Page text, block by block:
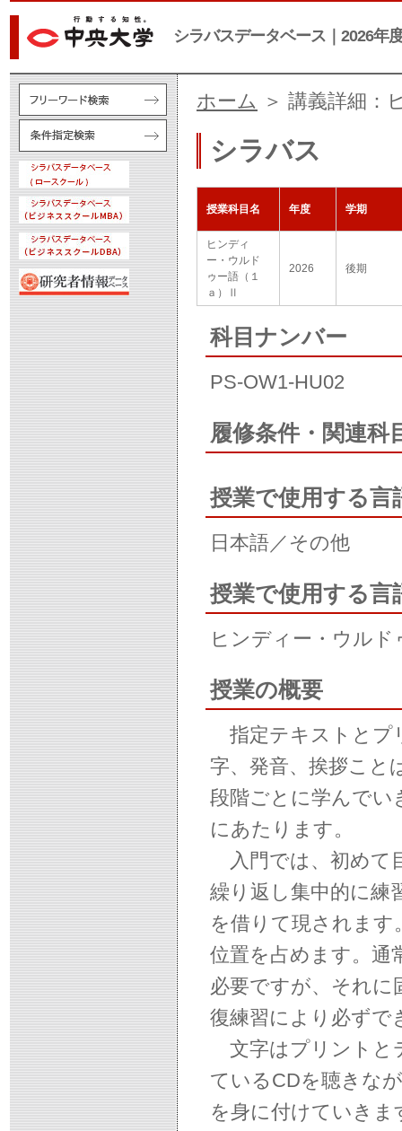
シラバスデータベース｜2026年
ホーム ＞ 講義詳細：
シラバス
授業科目名 年度 学期
ヒンディ
ー・ウルド
ゥー語（１
ａ）Ⅱ
2026 後期
科目ナンバー
PS-OW1-HU02
履修条件・関連科
授業で使用する言
日本語／その他
授業で使用する言
ヒンディー・ウルド
授業の概要
指定テキストとプ
字、発音、挨拶こと
段階ごとに学んで
にあたります。
入門では、初めて
繰り返し集中的に練
を借りて現されます
位置を占めます。通
必要ですが、それに
復練習により必ずで
文字はプリントと
ているCDを聴きな
を身に付けていきま